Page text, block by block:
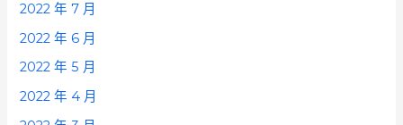
2022 年 7 月
2022 年 6 月
2022 年 5 月
2022 年 4 月